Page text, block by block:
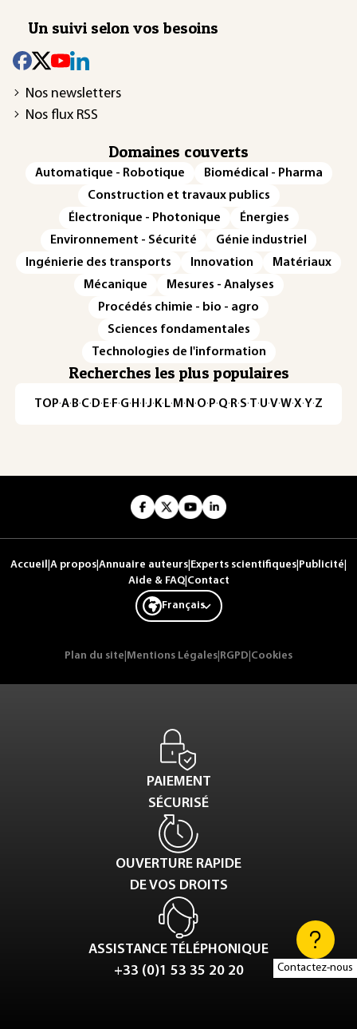
Contactez-nous
Un suivi selon vos besoins
Nos newsletters
Nos flux RSS
Domaines couverts
Automatique - Robotique
Biomédical - Pharma
Construction et travaux publics
Électronique - Photonique
Énergies
Environnement - Sécurité
Génie industriel
Ingénierie des transports
Innovation
Matériaux
Mécanique
Mesures - Analyses
Procédés chimie - bio - agro
Sciences fondamentales
Technologies de l'information
Recherches les plus populaires
TOP·A·B·C· D· E· F·G· H · ·J· K· L· M · N ·O· P·Q· R·S·T·U·V·W·X·Y·Z
Accueil A propos Annuaire auteurs Experts scientifiques Publicité
Aide & FAQ| Contact
Français
Plan du site Mentions Légales RGPD Cookies
PAIEMENT
SÉCURISÉ
OUVERTURE RAPIDE
DE VOS DROITS
ASSISTANCE TÉLÉPHONIQUE
+33 (0)1 53 35 20 20